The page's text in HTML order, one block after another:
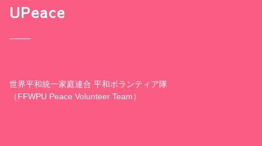
UPeace
世界平和統一家庭連合 平和ボランティア隊
（FFWPU Peace Volunteer Team）